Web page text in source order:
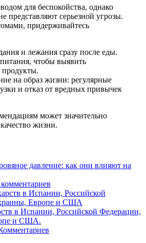
для беспокойства, однако
представляют серьезной угрозы.
придерживайтесь
и лежания сразу после еды.
чтобы выявить
на образ жизни: регулярные
и отказ от вредных привычек
может значительно
жизни.
давление: как они влияют на
комментариев
в Испании, Российской Федерации,
и США.